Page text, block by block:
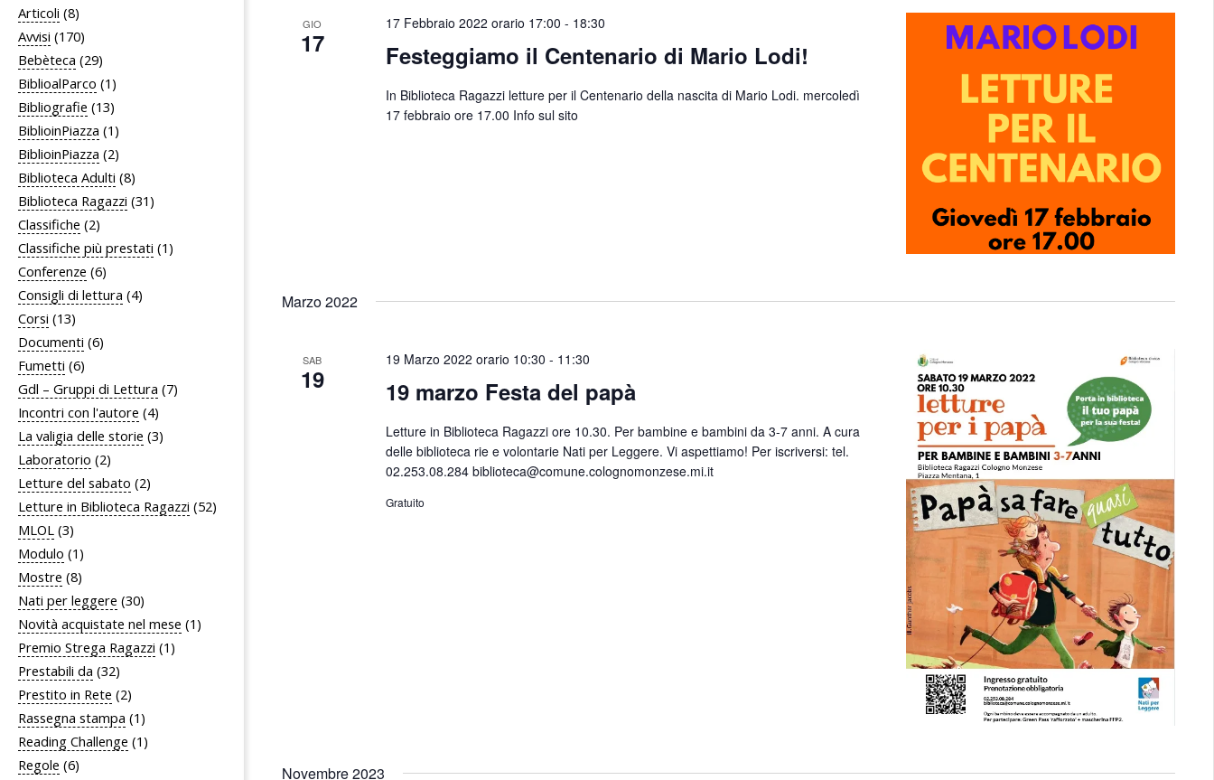
Articoli (8)
Avvisi (170)
Bebèteca (29)
BiblioalParco (1)
Bibliografie (13)
BiblioinPiazza (1)
BiblioinPiazza (2)
Biblioteca Adulti (8)
Biblioteca Ragazzi (31)
Classifiche (2)
Classifiche più prestati (1)
Conferenze (6)
Consigli di lettura (4)
Corsi (13)
Documenti (6)
Fumetti (6)
Gdl – Gruppi di Lettura (7)
Incontri con l'autore (4)
La valigia delle storie (3)
Laboratorio (2)
Letture del sabato (2)
Letture in Biblioteca Ragazzi (52)
MLOL (3)
Modulo (1)
Mostre (8)
Nati per leggere (30)
Novità acquistate nel mese (1)
Premio Strega Ragazzi (1)
Prestabili da (32)
Prestito in Rete (2)
Rassegna stampa (1)
Reading Challenge (1)
Regole (6)
GIO
17 Festeggiamo il Centenario di Mario Lodi!
17 Febbraio 2022 orario 17:00 - 18:30
In Biblioteca Ragazzi letture per il Centenario della nascita di Mario Lodi. mercoledì
17 febbraio ore 17.00 Info sul sito
Marzo 2022
SAB
19 19 marzo Festa del papà
19 Marzo 2022 orario 10:30 - 11:30
Letture in Biblioteca Ragazzi ore 10.30. Per bambine e bambini da 3-7 anni. A cura
delle biblioteca rie e volontarie Nati per Leggere. Vi aspettiamo! Per iscriversi: tel.
02.253.08.284 biblioteca@comune.colognomonzese.mi.it
Gratuito
Novembre 2023